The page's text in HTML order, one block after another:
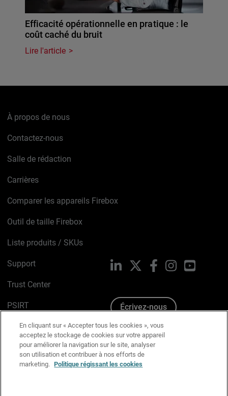
Efficacité opérationnelle en pratique : le
coût caché du bruit
Lire l'article
À propos de nous
Contactez-nous
Salle de rédaction
Carrières
Comparer les appareils Firebox
Outil de taille Firebox
Liste produits / SKUs
Support
Trust Center
PSIRT
Avis sur les cookies
Politique de confidentialité
Charte Graphique
LinkedIn FacebookInstagramYouTube
Écrivez-nous
En cliquant sur « Accepter tous les cookies », vous
acceptez le stockage de cookies sur votre appareil
pour améliorer la navigation sur le site, analyser
son utilisation et contribuer à nos efforts de
marketing. Politique régissant les cookies